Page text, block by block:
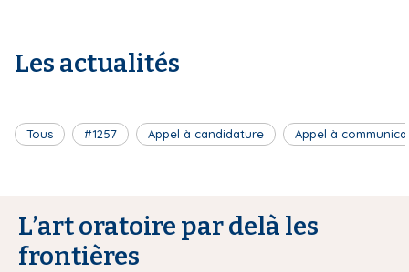
Les actualités
Tous #1257 Appel à candidature Appel à
L’art oratoire par delà les
frontières